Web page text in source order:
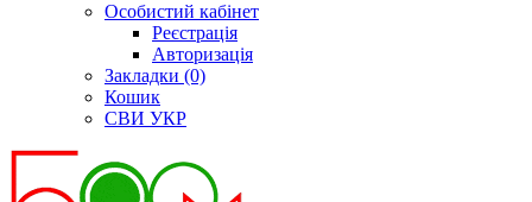
Особистий кабінет
Реєстрація
Авторизація
Закладки (0)
Кошик
СВИ УКР